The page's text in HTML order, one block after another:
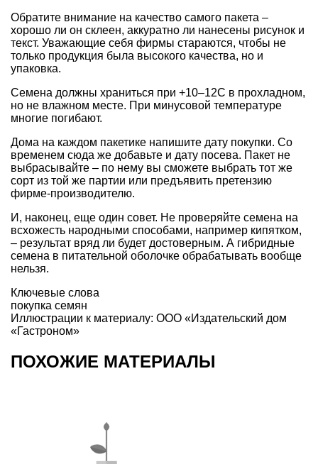
Обратите внимание на качество самого пакета –
хорошо ли он склеен, аккуратно ли нанесены рисунок и
текст. Уважающие себя фирмы стараются, чтобы не
только продукция была высокого качества, но и
упаковка.
Семена должны храниться при +10–12С в прохладном,
но не влажном месте. При минусовой температуре
многие погибают.
Дома на каждом пакетике напишите дату покупки. Со
временем сюда же добавьте и дату посева. Пакет не
выбрасывайте – по нему вы сможете выбрать тот же
сорт из той же партии или предъявить претензию
фирме-производителю.
И, наконец, еще один совет. Не проверяйте семена на
всхожесть народными способами, например кипятком,
– результат вряд ли будет достоверным. А гибридные
семена в питательной оболочке обрабатывать вообще
нельзя.
Ключевые слова
покупка семян
Иллюстрации к материалу: ООО «Издательский дом
«Гастроном»
ПОХОЖИЕ МАТЕРИАЛЫ